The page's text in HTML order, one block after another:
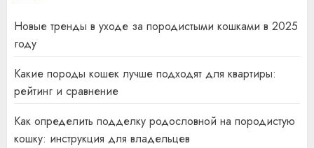
Новые тренды в уходе за породистыми кошками в 2025
году
Какие породы кошек лучше подходят для квартиры:
рейтинг и сравнение
Как определить подделку родословной на породистую
кошку: инструкция для владельцев